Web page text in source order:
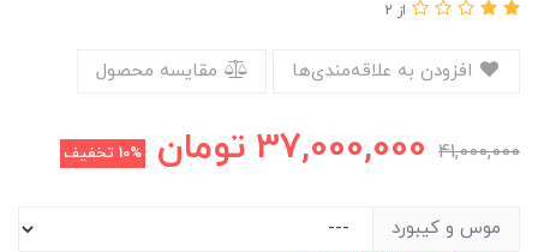
از 2
مقایسه محصول
41,000,000
37,000,000 تومان 10% تخفیف
موس و کیبورد